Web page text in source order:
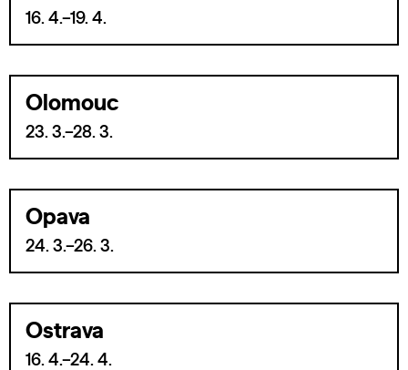
16. 4.–19. 4.
Olomouc
23. 3.–28. 3.
Opava
24. 3.–26. 3.
Ostrava
16. 4.–24. 4.